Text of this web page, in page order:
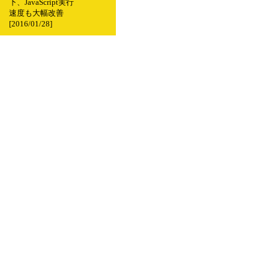
下、JavaScript実行
速度も大幅改善
[2016/01/28]